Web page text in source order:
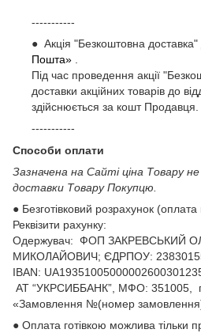
-----------
● Акція "Безкоштовна доставка"
Пошта»
Під час проведення акції
доставки акційних товарів до
здійснюється за кошт Продавця.
-----------
Способи оплати
Зазначена на Сайті ціна Товару
доставки Товару Покупцю.
● Безготівковий розрахунок
Реквізити рахунку:
Одержувач: ФОП ЗАКРЕВСЬКИЙ
МИКОЛАЙОВИЧ; ЄДРПОУ:
ІВАN:
АТ “УКРСИББАНК”, МФО: 351005,
«Замовлення №(номер
● Оплата готівкою можлива тільки